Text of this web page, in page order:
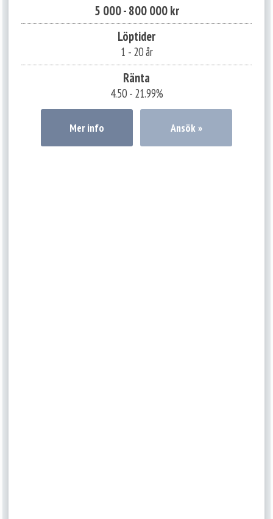
5 000 - 800 000 kr
Löptider
1 - 20 år
Ränta
4.50 - 21.99%
Mer info Ansök »